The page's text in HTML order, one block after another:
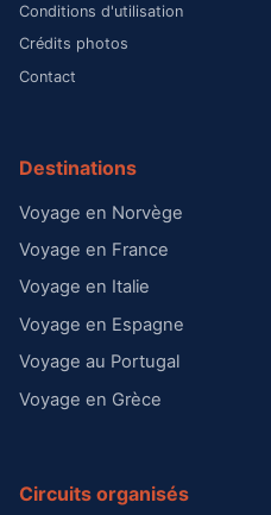
Conditions d'utilisation
Crédits photos
Contact
Destinations
Voyage en Norvège
Voyage en France
Voyage en Italie
Voyage en Espagne
Voyage au Portugal
Voyage en Grèce
Circuits organisés